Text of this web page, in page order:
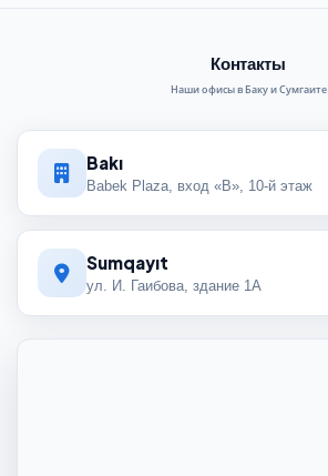
Контакты
Наши офисы в Баку и Сумгаите
Bakı
Babek Plaza, вход «B», 10-й этаж
Sumqayıt
ул. И. Гаибова, здание 1А